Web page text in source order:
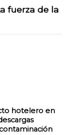
fuerza de la
hotelero en